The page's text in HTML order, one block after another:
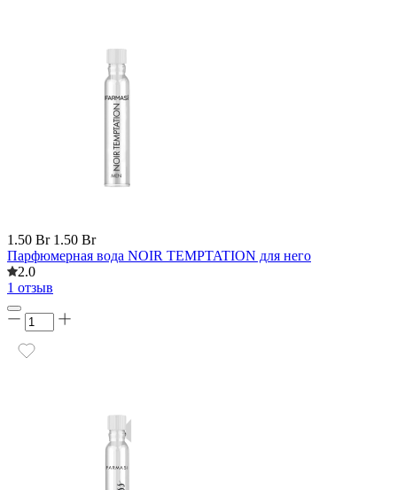
1.50 Br 1.50 Br
Парфюмерная вода NOIR TEMPTATION для него
2.0
1 отзыв